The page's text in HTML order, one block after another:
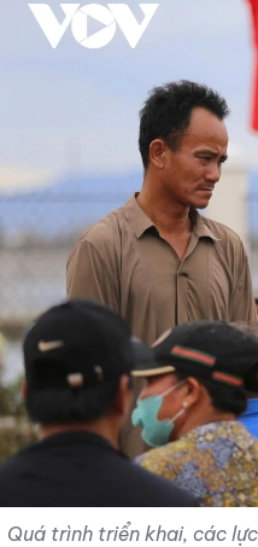
Quá trình triển khai, các